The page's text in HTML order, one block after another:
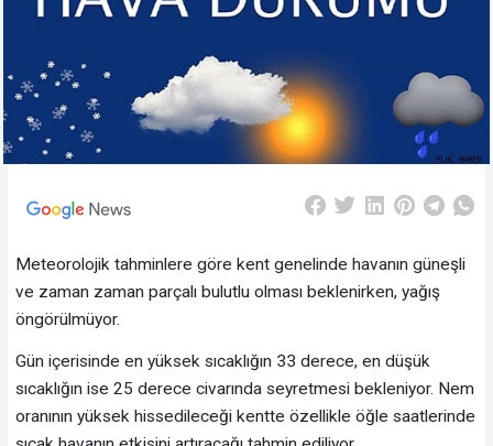
Meteorolojik tahminlere göre kent genelinde havanın güneşli
ve zaman zaman parçalı bulutlu olması beklenirken, yağış
öngörülmüyor.
Gün içerisinde en yüksek sıcaklığın 33 derece, en düşük
sıcaklığın ise 25 derece civarında seyretmesi bekleniyor. Nem
oranının yüksek hissedileceği kentte özellikle öğle saatlerinde